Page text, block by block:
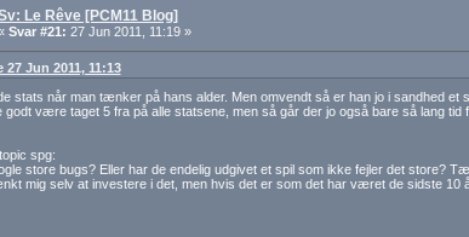
Le Rêve [PCM11 Blog]
Svar #21: 27 Jun 2011, 11:19 »
Jun 2011, 11:13
stats når man tænker på hans alder. Men omvendt så er han jo i sandhed et
godt være taget 5 fra på alle statsene, men så går der jo også bare så lang tid
spg:
store bugs? Eller har de endelig udgivet et spil som ikke fejler det store?
mig selv at investere i det, men hvis det er som det har været de sidste 10